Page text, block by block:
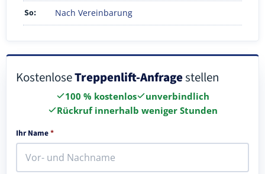
So: Nach Vereinbarung
KostenloseTreppenlift-Anfragestellen
100 % kostenlos
unverbindlich
Rückruf innerhalb weniger Stunden
Ihr Name*